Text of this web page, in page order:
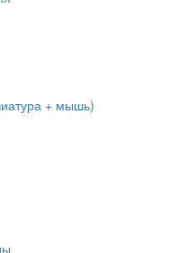
+ мышь)